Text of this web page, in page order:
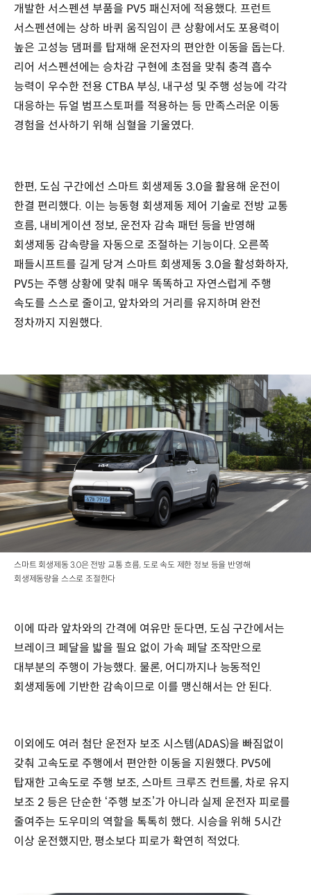
개발한 서스펜션 부품을 PV5 패신저에 적용했다. 프런트
서스펜션에는 상하 바퀴 움직임이 큰 상황에서도 포용력이
높은 고성능 댐퍼를 탑재해 운전자의 편안한 이동을 돕는다.
리어 서스펜션에는 승차감 구현에 초점을 맞춰 충격 흡수
능력이 우수한 전용 CTBA 부싱, 내구성 및 주행 성능에 각각
대응하는 듀얼 범프스토퍼를 적용하는 등 만족스러운 이동
경험을 선사하기 위해 심혈을 기울였다.
한편, 도심 구간에선 스마트 회생제동 3.0을 활용해 운전이
한결 편리했다. 이는 능동형 회생제동 제어 기술로 전방 교통
흐름, 내비게이션 정보, 운전자 감속 패턴 등을 반영해
회생제동 감속량을 자동으로 조절하는 기능이다. 오른쪽
패들시프트를 길게 당겨 스마트 회생제동 3.0을 활성화하자,
PV5는 주행 상황에 맞춰 매우 똑똑하고 자연스럽게 주행
속도를 스스로 줄이고, 앞차와의 거리를 유지하며 완전
정차까지 지원했다.
스마트 회생제동 3.0은 전방 교통 흐름, 도로 속도 제한 정보 등을 반영해
회생제동량을 스스로 조절한다
이에 따라 앞차와의 간격에 여유만 둔다면, 도심 구간에서는
브레이크 페달을 밟을 필요 없이 가속 페달 조작만으로
대부분의 주행이 가능했다. 물론, 어디까지나 능동적인
회생제동에 기반한 감속이므로 이를 맹신해서는 안 된다.
이외에도 여러 첨단 운전자 보조 시스템(ADAS)을 빠짐없이
갖춰 고속도로 주행에서 편안한 이동을 지원했다. PV5에
탑재한 고속도로 주행 보조, 스마트 크루즈 컨트롤, 차로 유지
보조 2 등은 단순한 ‘주행 보조’가 아니라 실제 운전자 피로를
줄여주는 도우미의 역할을 톡톡히 했다. 시승을 위해 5시간
이상 운전했지만, 평소보다 피로가 확연히 적었다.